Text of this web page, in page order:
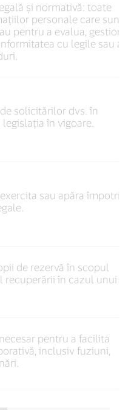
și normativă: toate
personale care sunt
pentru a evalua, gestiona
cu legile sau alte
solicitărilor dvs. în
în vigoare.
sau apăra împotriva
de rezervă în scopul
recuperării în cazul unui
pentru a facilita
inclusiv fuziuni,